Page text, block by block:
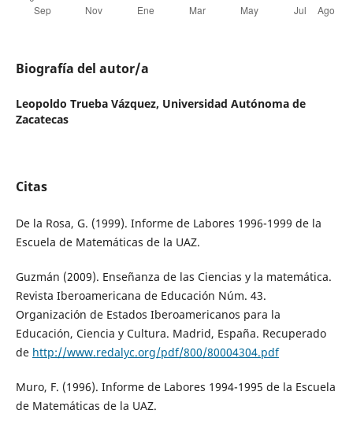
Biografía del autor/a
Leopoldo Trueba Vázquez, Universidad Autónoma de
Zacatecas
Citas
De la Rosa, G. (1999). Informe de Labores 1996-1999 de la
Escuela de Matemáticas de la UAZ.
Guzmán (2009). Enseñanza de las Ciencias y la matemática.
Revista Iberoamericana de Educación Núm. 43.
Organización de Estados Iberoamericanos para la
Educación, Ciencia y Cultura. Madrid, España. Recuperado
de http://www.redalyc.org/pdf/800/80004304.pdf
Muro, F. (1996). Informe de Labores 1994-1995 de la Escuela
de Matemáticas de la UAZ.